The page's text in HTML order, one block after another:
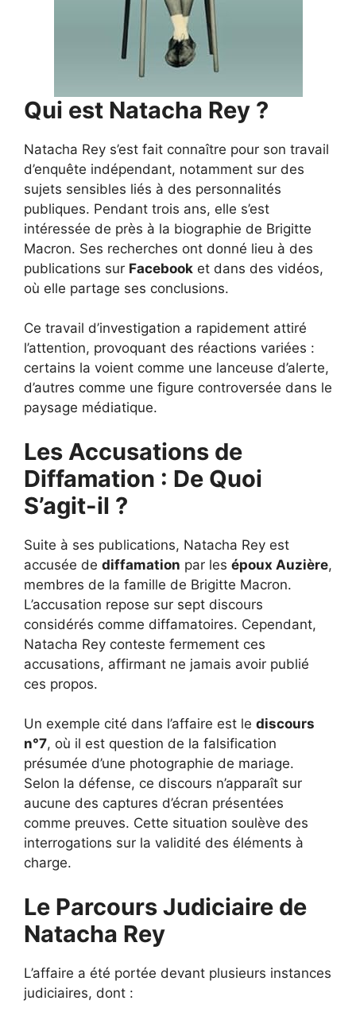
Qui est Natacha Rey ?
Natacha Rey s’est fait connaître pour son travail
d’enquête indépendant, notamment sur des
sujets sensibles liés à des personnalités
publiques. Pendant trois ans, elle s’est
intéressée de près à la biographie de Brigitte
Macron. Ses recherches ont donné lieu à des
publications sur Facebook et dans des vidéos,
où elle partage ses conclusions.
Ce travail d’investigation a rapidement attiré
l’attention, provoquant des réactions variées :
certains la voient comme une lanceuse d’alerte,
d’autres comme une figure controversée dans le
paysage médiatique.
Les Accusations de
Diffamation : De Quoi
S’agit-il ?
Suite à ses publications, Natacha Rey est
accusée de diffamation par les époux Auzière,
membres de la famille de Brigitte Macron.
L’accusation repose sur sept discours
considérés comme diffamatoires. Cependant,
Natacha Rey conteste fermement ces
accusations, affirmant ne jamais avoir publié
ces propos.
Un exemple cité dans l’affaire est le discours
n°7, où il est question de la falsification
présumée d’une photographie de mariage.
Selon la défense, ce discours n’apparaît sur
aucune des captures d’écran présentées
comme preuves. Cette situation soulève des
interrogations sur la validité des éléments à
charge.
Le Parcours Judiciaire de
Natacha Rey
L’affaire a été portée devant plusieurs instances
judiciaires, dont :